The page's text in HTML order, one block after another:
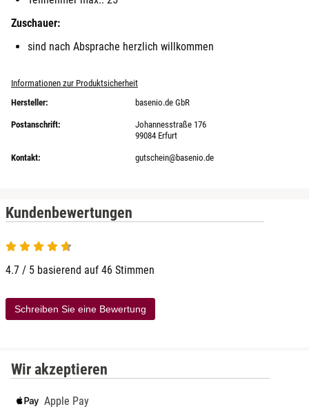
Zuschauer:
sind nach Absprache herzlich willkommen
Informationen zur Produktsicherheit
Hersteller:
basenio.de GbR
Postanschrift:
Johannesstraße 176
99084 Erfurt
Kontakt: gutschein@basenio.de
Kundenbewertungen
4.7 von 5
4.7 / 5 basierend auf 46 Stimmen
Schreiben Sie eine Bewertung
Wir akzeptieren
Apple Pay